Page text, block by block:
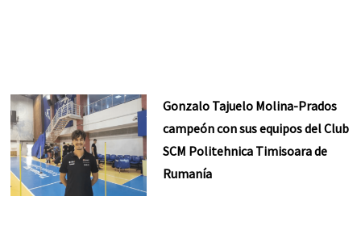
Gonzalo Tajuelo Molina-Prados
campeón con sus equipos del Club
SCM Politehnica Timisoara de
Rumanía